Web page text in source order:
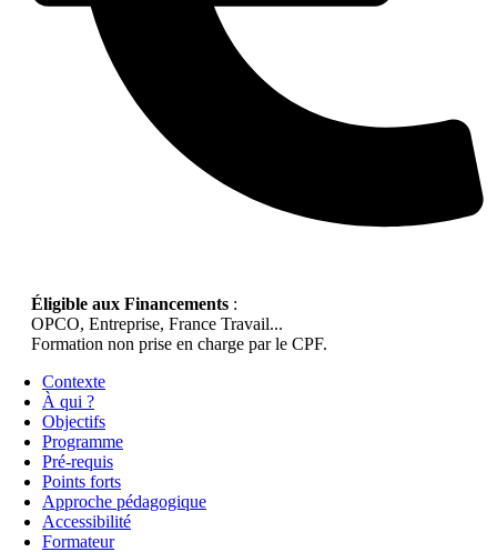
Éligible aux Financements :
OPCO, Entreprise, France Travail...
Formation non prise en charge par le CPF.
Contexte
À qui ?
Objectifs
Programme
Pré-requis
Points forts
Approche pédagogique
Accessibilité
Formateur